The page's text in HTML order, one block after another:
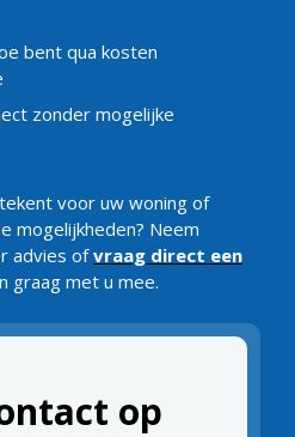
bent qua kosten
zonder mogelijke
voor uw woning of
mogelijkheden? Neem
advies ofvraag direct een
graag met u mee.
op